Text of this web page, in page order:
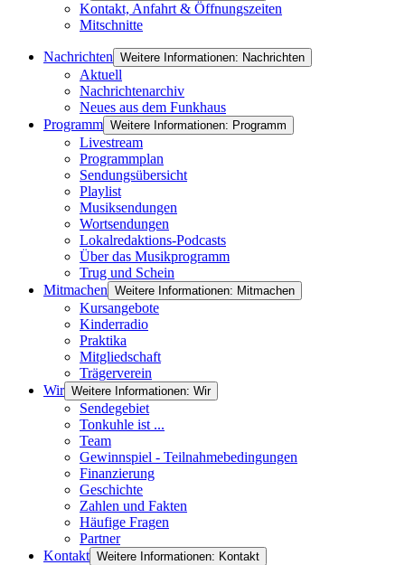
Kontakt, Anfahrt & Öffnungszeiten
Mitschnitte
Nachrichten Weitere Informationen: Nachrichten
Aktuell
Nachrichtenarchiv
Neues aus dem Funkhaus
Programm Weitere Informationen: Programm
Livestream
Programmplan
Sendungsübersicht
Playlist
Musiksendungen
Wortsendungen
Lokalredaktions-Podcasts
Über das Musikprogramm
Trug und Schein
Mitmachen Weitere Informationen: Mitmachen
Kursangebote
Kinderradio
Praktika
Mitgliedschaft
Trägerverein
Wir Weitere Informationen: Wir
Sendegebiet
Tonkuhle ist ...
Team
Gewinnspiel - Teilnahmebedingungen
Finanzierung
Geschichte
Zahlen und Fakten
Häufige Fragen
Partner
Kontakt Weitere Informationen: Kontakt